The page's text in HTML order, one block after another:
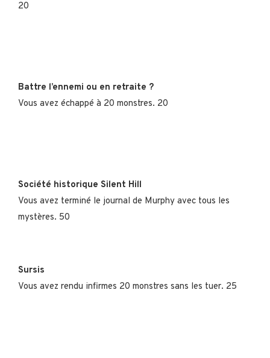
20
Battre l’ennemi ou en retraite ?
Vous avez échappé à 20 monstres. 20
Société historique Silent Hill
Vous avez terminé le journal de Murphy avec tous les
mystères. 50
Sursis
Vous avez rendu infirmes 20 monstres sans les tuer. 25